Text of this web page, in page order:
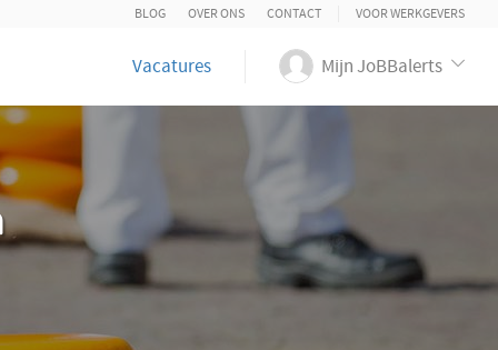
BLOG OVER ONS CONTACT VOOR WERKGEVERS
Vacatures Mijn JoBBalerts